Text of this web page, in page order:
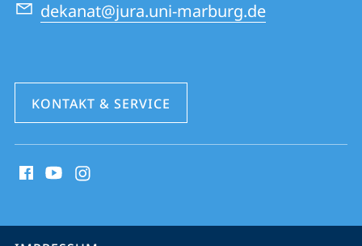
dekanat@jura.uni-marburg.de
KONTAKT & SERVICE
Media